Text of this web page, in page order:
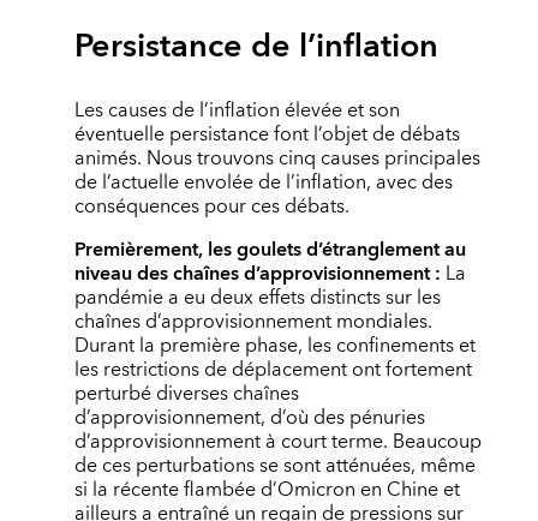
Persistance de l’inflation
Les causes de l’inflation élevée et son
éventuelle persistance font l’objet de débats
animés. Nous trouvons cinq causes principales
de l’actuelle envolée de l’inflation, avec des
conséquences pour ces débats.
Premièrement, les goulets d’étranglement au
niveau des chaînes d’approvisionnement : La
pandémie a eu deux effets distincts sur les
chaînes d’approvisionnement mondiales.
Durant la première phase, les confinements et
les restrictions de déplacement ont fortement
perturbé diverses chaînes
d’approvisionnement, d’où des pénuries
d’approvisionnement à court terme. Beaucoup
de ces perturbations se sont atténuées, même
si la récente flambée d’Omicron en Chine et
ailleurs a entraîné un regain de pressions sur